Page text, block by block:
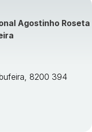
Agostinho Roseta
8200 394